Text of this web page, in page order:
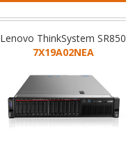
Lenovo ThinkSystem SR850
7X19A02NEA